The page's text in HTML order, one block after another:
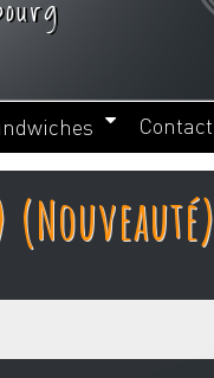
Contact
(Nouveauté)